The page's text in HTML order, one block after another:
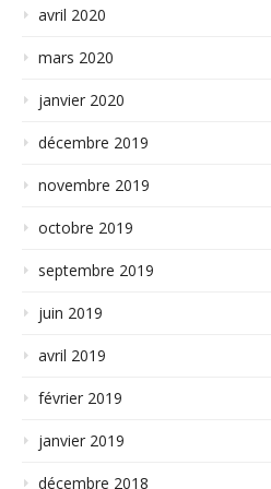
avril 2020
mars 2020
janvier 2020
décembre 2019
novembre 2019
octobre 2019
septembre 2019
juin 2019
avril 2019
février 2019
janvier 2019
décembre 2018